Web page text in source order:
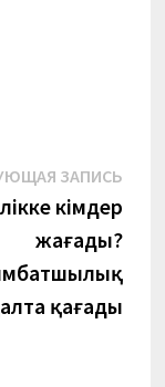
ЗАПИСЬ
кімдер
жағады?
қағады